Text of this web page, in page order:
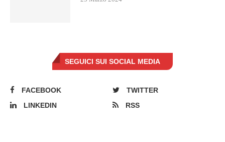
SEGUICI SUI SOCIAL MEDIA
FACEBOOK
TWITTER
LINKEDIN
RSS